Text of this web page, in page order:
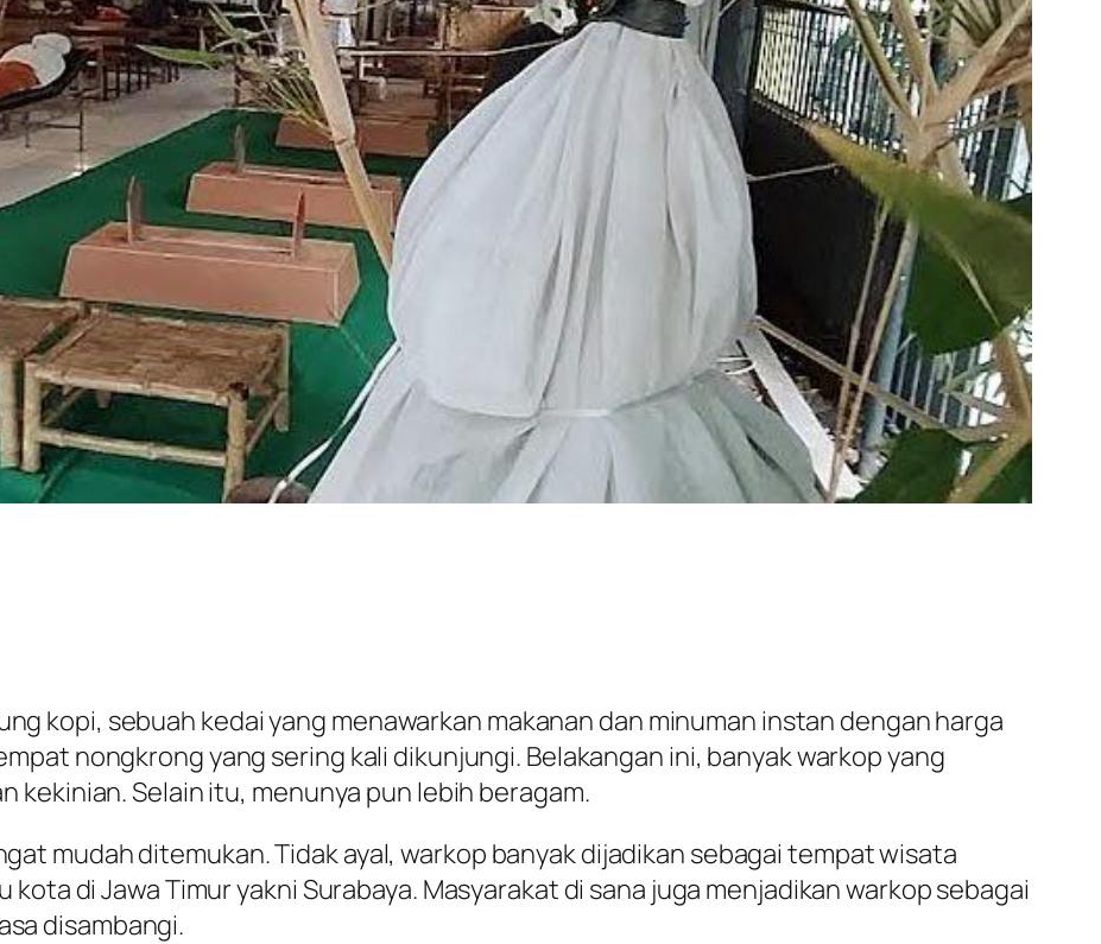
kopi, sebuah kedai yang menawarkan makanan dan minuman instan dengan harga
nongkrong yang sering kali dikunjungi. Belakangan ini, banyak warkop yang
kekinian. Selain itu, menunya pun lebih beragam.
mudah ditemukan. Tidak ayal, warkop banyak dijadikan sebagai tempat wisata
di Jawa Timur yakni Surabaya. Masyarakat di sana juga menjadikan warkop sebagai
disambangi.